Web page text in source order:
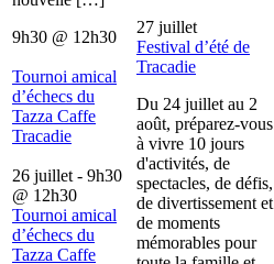
9h30 @ 12h30
Tournoi amical
d’échecs du
Tazza Caffe
Tracadie
26 juillet - 9h30
@ 12h30
Tournoi amical
d’échecs du
Tazza Caffe
27 juillet
Festival d’été de
Tracadie
Du 24 juillet au 2
août, préparez-vous
à vivre 10 jours
d'activités, de
spectacles, de défis,
de divertissement et
de moments
mémorables pour